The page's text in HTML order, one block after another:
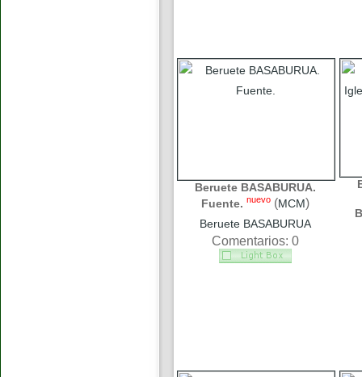
Beruete BASABURUA.
Fuente. nuevo (MCM)
Beruete BASABURUA
Comentarios: 0